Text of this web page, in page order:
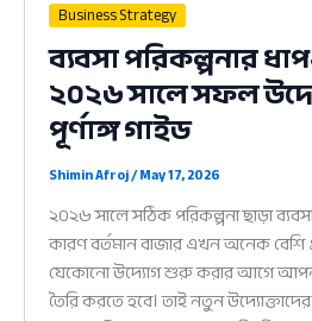
Business Strategy
ব্যবসা পরিকল্পনার
২০২৬ সালে সফল
পূর্ণাঙ্গ গাইড
Shimin Afroj/May 17, 2026
২০২৬ সালে সঠিক পরিকল্পনা ছাড়া
কারণ বর্তমান বাজার এখন অনেক বেশি
যেকোনো উদ্যোগ শুরু করার আগে
তৈরি করতে হবে। তাই নতুন